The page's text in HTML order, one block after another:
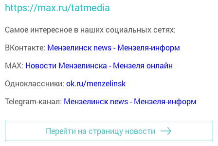
https://max.ru/tatmedia
Самое интересное в наших социальных сетях:
ВКонтакте: Мензелинск news - Мензеля-информ
MAX: Новости Мензелинска - Мензеля онлайн
Одноклассники: ok.ru/menzelinsk
Telegram-канал: Мензелинск news - Мензеля-информ
Перейти на страницу новости